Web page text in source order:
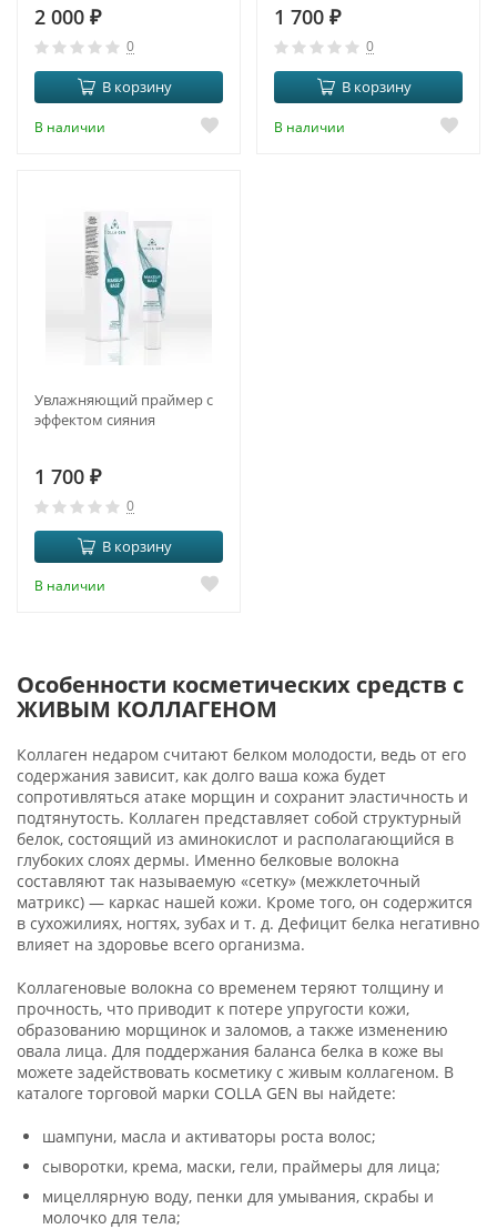
2 000 ₽
0
В корзину
В наличии
1 700 ₽
0
В корзину
В наличии
Увлажняющий праймер с
эффектом сияния
1 700 ₽
0
В корзину
В наличии
Особенности косметических средств с
ЖИВЫМ КОЛЛАГЕНОМ
Коллаген недаром считают белком молодости, ведь от его
содержания зависит, как долго ваша кожа будет
сопротивляться атаке морщин и сохранит эластичность и
подтянутость. Коллаген представляет собой структурный
белок, состоящий из аминокислот и располагающийся в
глубоких слоях дермы. Именно белковые волокна
составляют так называемую «сетку» (межклеточный
матрикс) — каркас нашей кожи. Кроме того, он содержится
в сухожилиях, ногтях, зубах и т. д. Дефицит белка негативно
влияет на здоровье всего организма.
Коллагеновые волокна со временем теряют толщину и
прочность, что приводит к потере упругости кожи,
образованию морщинок и заломов, а также изменению
овала лица. Для поддержания баланса белка в коже вы
можете задействовать косметику с живым коллагеном. В
каталоге торговой марки COLLA GEN вы найдете:
шампуни, масла и активаторы роста волос;
сыворотки, крема, маски, гели, праймеры для лица;
мицеллярную воду, пенки для умывания, скрабы и
молочко для тела;